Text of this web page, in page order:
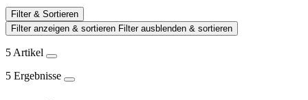
Filter & Sortieren
Filter anzeigen & sortieren Filter ausblenden & sortieren
5 Artikel
5 Ergebnisse